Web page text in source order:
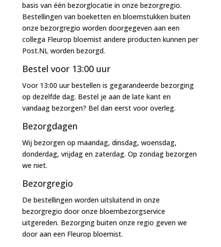
basis van één bezorglocatie in onze bezorgregio.
Bestellingen van boeketten en bloemstukken buiten
onze bezorgregio worden doorgegeven aan een
collega Fleurop bloemist andere producten kunnen per
Post.NL worden bezorgd.
Bestel voor 13:00 uur
Voor 13:00 uur bestellen is gegarandeerde bezorging
op dezelfde dag. Bestel je aan de late kant en
vandaag bezorgen? Bel dan eerst voor overleg.
Bezorgdagen
Wij bezorgen op maandag, dinsdag, woensdag,
donderdag, vrijdag en zaterdag. Op zondag bezorgen
we niet.
Bezorgregio
De bestellingen worden uitsluitend in onze
bezorgregio door onze bloembezorgservice
uitgereden. Bezorging buiten onze regio geven we
door aan een Fleurop bloemist.